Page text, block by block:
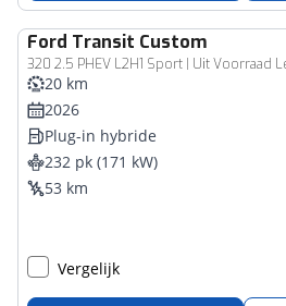
Ford Transit Custom
Bedrijfswagen
20 km
2026
Plug-in hybride
232 pk (171 kW)
53 km
Vergelijk